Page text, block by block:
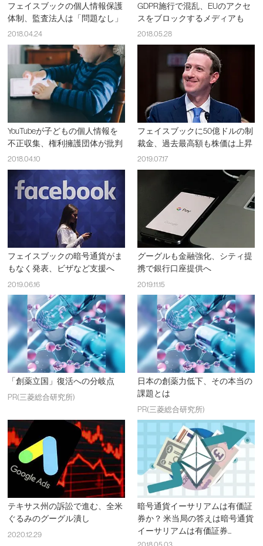
フェイスブックの個人情報保護
体制、監査法人は「問題なし」
2018.04.24
GDPR施行で混乱、EUのアクセ
スをブロックするメディアも
2018.05.28
YouTubeが子どもの個人情報を
不正収集、権利擁護団体が批判
2018.04.10
フェイスブックに50億ドルの制
裁金、過去最高額も株価は上昇
2019.07.17
フェイスブックの暗号通貨がま
もなく発表、ビザなど支援へ
2019.06.16
グーグルも金融強化、シティ提
携で銀行口座提供へ
2019.11.15
「創薬立国」復活への分岐点
PR(三菱総合研究所)
日本の創薬力低下、その本当の
課題とは
PR(三菱総合研究所)
テキサス州の訴訟で進む、全米
ぐるみのグーグル潰し
2020.12.29
暗号通貨イーサリアムは有価証
券か？ 米当局の答えは暗号通貨
イーサリアムは有価証券...